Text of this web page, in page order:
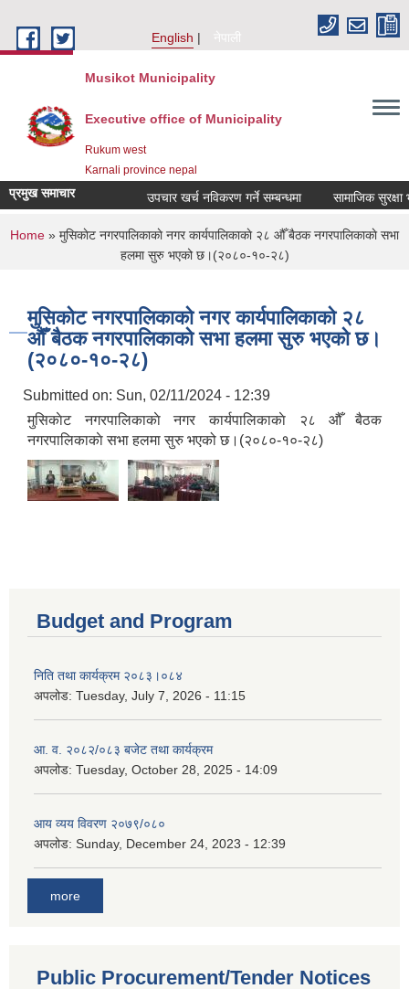
English
नेपाली
Musikot Municipality
Executive office of Municipality
Rukum west
Karnali province nepal
प्रमुख समाचार उपचार खर्च नविकरण गर्ने सम्बन्धमा
You are here
Home » मुसिकाेट नगरपालिकाकाे नगर कार्यपालिकाकाे २८ औँ बैठक नगरपालिकाकाे सभा
हलमा सुरु भएको छ।(२०८०-१०-२८)
मुसिकाेट नगरपालिकाकाे नगर कार्यपालिकाकाे २८
औँ बैठक नगरपालिकाकाे सभा हलमा सुरु भएको छ।
(२०८०-१०-२८)
Submitted on: Sun, 02/11/2024 - 12:39
मुसिकाेट नगरपालिकाकाे नगर कार्यपालिकाकाे २८ औँ बैठक
नगरपालिकाकाे सभा हलमा सुरु भएको छ।(२०८०-१०-२८)
Budget and Program
निति तथा कार्यक्रम २०८३।०८४
अपलोड: Tuesday, July 7, 2026 - 11:15
आ. व. २०८२/०८३ बजेट तथा कार्यक्रम
अपलोड: Tuesday, October 28, 2025 - 14:09
आय व्यय विवरण २०७९/०८०
अपलोड: Sunday, December 24, 2023 - 12:39
more
Public Procurement/Tender Notices